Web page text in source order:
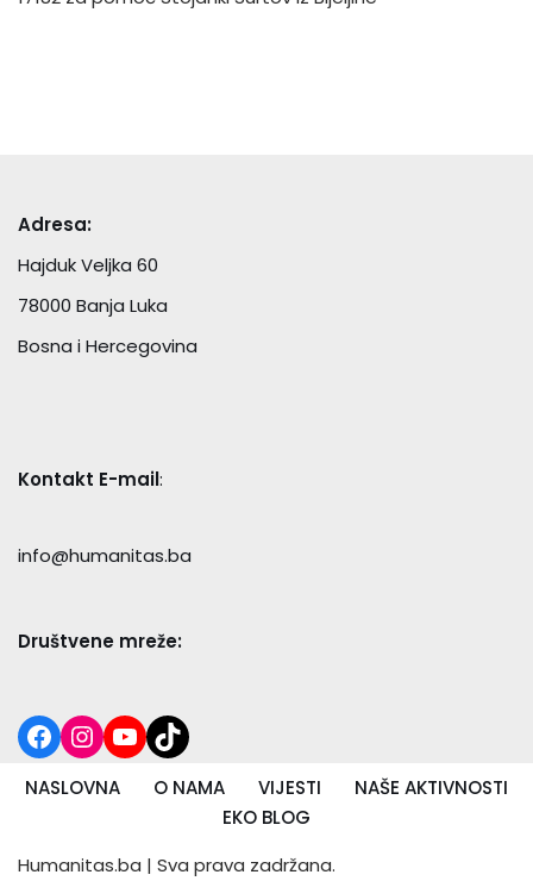
Adresa:
Hajduk Veljka 60
78000 Banja Luka
Bosna i Hercegovina
Kontakt E-mail:
info@humanitas.ba
Društvene mreže:
NASLOVNA O NAMA VIJESTI
NAŠE AKTIVNOSTI
EKO BLOG
Humanitas.ba | Sva prava zadržana.